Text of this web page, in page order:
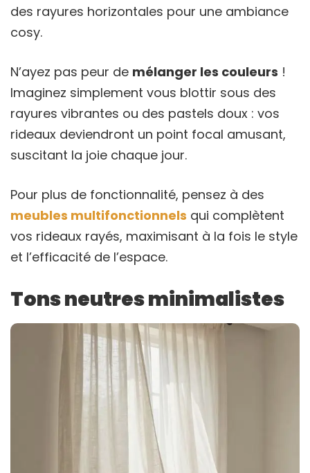
des rayures horizontales pour une ambiance
cosy.
N’ayez pas peur de mélanger les couleurs !
Imaginez simplement vous blottir sous des
rayures vibrantes ou des pastels doux : vos
rideaux deviendront un point focal amusant,
suscitant la joie chaque jour.
Pour plus de fonctionnalité, pensez à des
meubles multifonctionnels qui complètent
vos rideaux rayés, maximisant à la fois le style
et l’efficacité de l’espace.
Tons neutres minimalistes